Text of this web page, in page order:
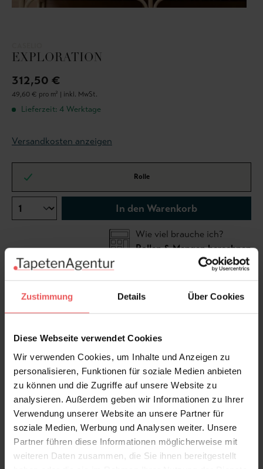
Zustimmung Details Über Cookies
Diese Webseite verwendet Cookies
Wir verwenden Cookies, um Inhalte und Anzeigen zu
personalisieren, Funktionen für soziale Medien anbieten
zu können und die Zugriffe auf unsere Website zu
analysieren. Außerdem geben wir Informationen zu Ihrer
Verwendung unserer Website an unsere Partner für
soziale Medien, Werbung und Analysen weiter. Unsere
Partner führen diese Informationen möglicherweise mit
weiteren Daten zusammen, die Sie ihnen bereitgestellt
EXPLORATION
312,50 €
49,60 € pro m² | inkl. MwSt.
Lieferzeit: 4 Werktage
Versandkosten anzeigen
Rolle
In den Warenkorb
Wie viel brauche ich?
Rollen & Mengen berechnen
In den Raumbildern ist das Motiv ggf. mehrfach
abgebildet.
Produktdetails
Versand & Zahlung